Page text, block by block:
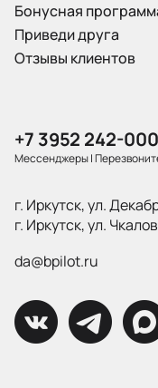
Бонусная
Приведи друга
Отзывы клиентов
+7 3952 242-000
Мессенджеры|
г. Иркутск, ул.
г. Иркутск, ул.
da@bpilot.ru